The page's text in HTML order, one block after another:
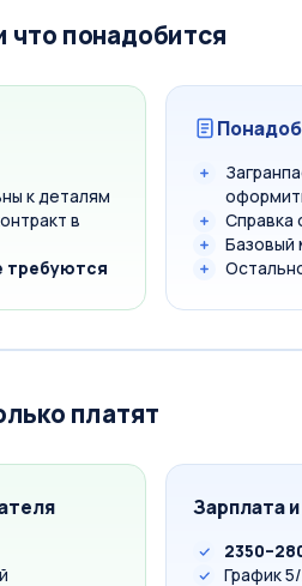
что понадобится
к деталям
в
требуются
Справка
Базовый
платят
Зарплата
График